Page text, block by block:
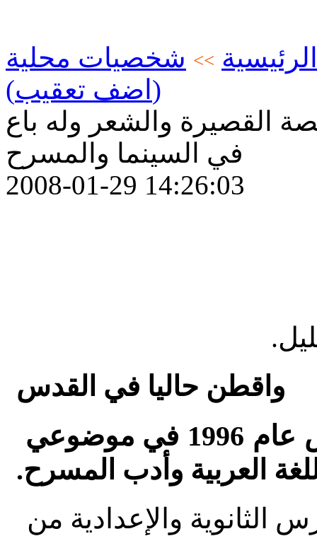
الرئيسية >> شخصيات محلية
(اضف تعقيب)
القصيرة والشعر وله باع
في السينما والمسرح
2008-01-29 14:26:03
واقطن حاليا في القدس
خريج الجامعة العبرية في القدس عام 1996 في موضوعي
العربية وأدب المسرح.
الثانوية والإعدادية من